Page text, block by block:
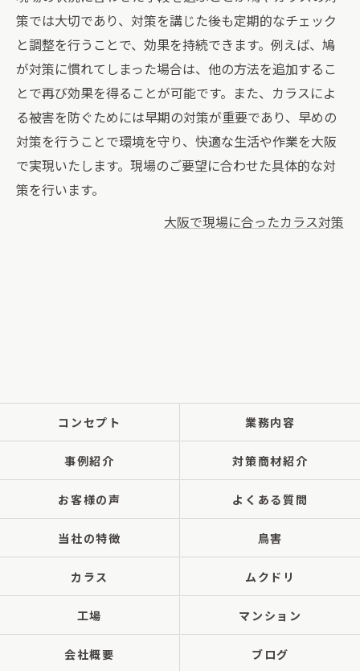
策では大切であり、対策を講じた後も定期的なチェック
と調整を行うことで、効果を持続できます。例えば、鳩
が対策に慣れてしまった場合は、他の方法を追加するこ
とで再び効果を得ることが可能です。また、カラスによ
る被害を防ぐためには早期の対策が重要であり、早めの
対策を行うことで環境を守り、快適な生活や作業を大阪
で実現いたします。現場のご要望に合わせた具体的な対
策を行います。
大阪で現場に合ったカラス対策
コンセプト 業務内容
事例紹介 対策商材紹介
お客様の声 よくある質問
当社の特徴 鳥害
カラス ムクドリ
工場 マンション
会社概要 ブログ